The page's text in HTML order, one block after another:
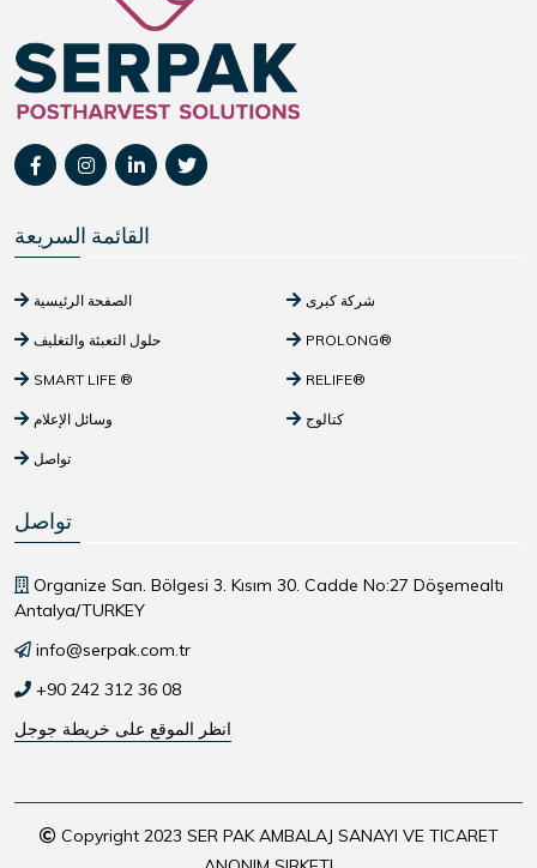
القائمة السريعة
الصفحة الرئيسية شركة كبرى
حلول التعبئة والتغليف PROLONG®
SMART LIFE ® RELIFE®
وسائل الإعلام كتالوج
تواصل
تواصل
Organize San. Bölgesi 3. Kısım 30. Cadde No:27 Döşemealtı
Antalya/TURKEY
info@serpak.com.tr
+90 242 312 36 08
انظر الموقع على خريطة جوجل
Copyright 2023 SER PAK AMBALAJ SANAYI VE TICARET